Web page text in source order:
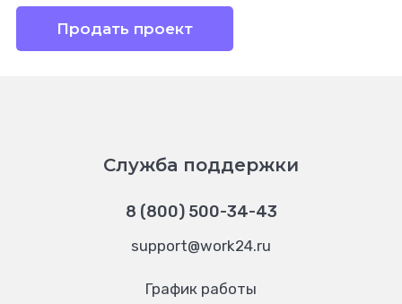
Продать проект
Служба поддержки
8 (800) 500-34-43
support@work24.ru
График работы